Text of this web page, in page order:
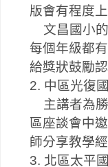
版會有程度
文昌國小
每個年級都
給獎狀鼓勵
2. 中區光復
主講者為
區座談會中
師分享教學經
3. 北區太平